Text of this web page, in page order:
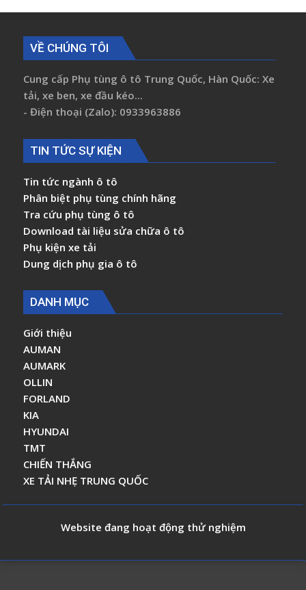
VỀ CHÚNG TÔI
Cung cấp Phụ tùng ô tô Trung Quốc, Hàn Quốc: Xe
tải, xe ben, xe đầu kéo...
- Điện thoại (Zalo): 0933963886
TIN TỨC SỰ KIỆN
Tin tức ngành ô tô
Phân biệt phụ tùng chính hãng
Tra cứu phụ tùng ô tô
Download tài liệu sửa chữa ô tô
Phụ kiện xe tải
Dung dịch phụ gia ô tô
DANH MỤC
Giới thiệu
AUMAN
AUMARK
OLLIN
FORLAND
KIA
HYUNDAI
TMT
CHIẾN THẮNG
XE TẢI NHẸ TRUNG QUỐC
Website đang hoạt động thử nghiệm